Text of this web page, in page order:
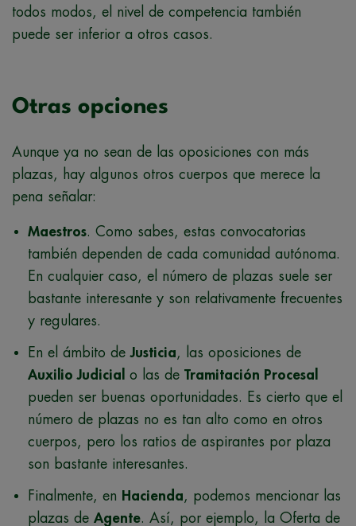
todos modos, el nivel de competencia también
puede ser inferior a otros casos.
Otras opciones
Aunque ya no sean de las oposiciones con más
plazas, hay algunos otros cuerpos que merece la
pena señalar:
Maestros. Como sabes, estas convocatorias
también dependen de cada comunidad autónoma.
En cualquier caso, el número de plazas suele ser
bastante interesante y son relativamente frecuentes
y regulares.
En el ámbito deJusticia, las oposiciones de
Auxilio Judicial
o las de Tramitación Procesal
pueden ser buenas oportunidades. Es cierto que el
número de plazas no es tan alto como en otros
cuerpos, pero los ratios de aspirantes por plaza
son bastante interesantes.
Finalmente, en Hacienda, podemos mencionar las
plazas de Agente. Así, por ejemplo, la Oferta de